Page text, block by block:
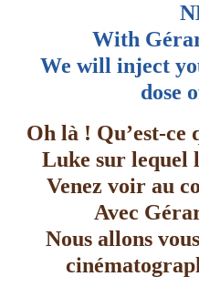
With
We will inject
dose
Oh là ! Qu’est-ce
Luke sur lequel
Venez voir au
Avec
Nous allons